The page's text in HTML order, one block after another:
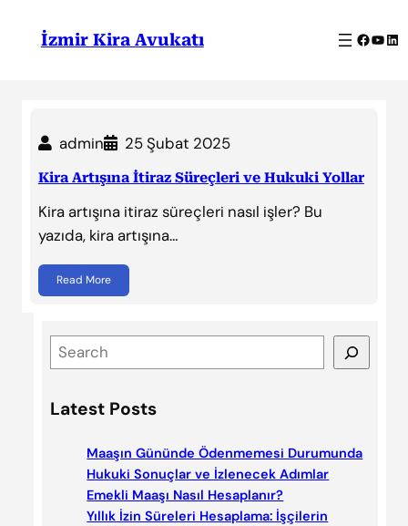
İzmir Kira Avukatı
admin 25 Şubat 2025
Kira Artışına İtiraz Süreçleri ve Hukuki Yollar
Kira artışına itiraz süreçleri nasıl işler? Bu
yazıda, kira artışına…
Read More
e
r
Latest Posts
Maaşın Gününde Ödenmemesi Durumunda
Hukuki Sonuçlar ve İzlenecek Adımlar
Emekli Maaşı Nasıl Hesaplanır?
Yıllık İzin Süreleri Hesaplama: İşçilerin